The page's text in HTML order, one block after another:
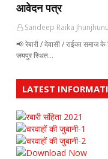
आवेदन पत्र
Sandeep Raika Jhunjhunu
📢 रेबारी / देवासी / राईका समाज के
जयपुर स्थित…
LATEST
रबारी संहिता 2021
चरवाहों की जुबानी-1
चरवाहों की जुबानी-2
Download Now